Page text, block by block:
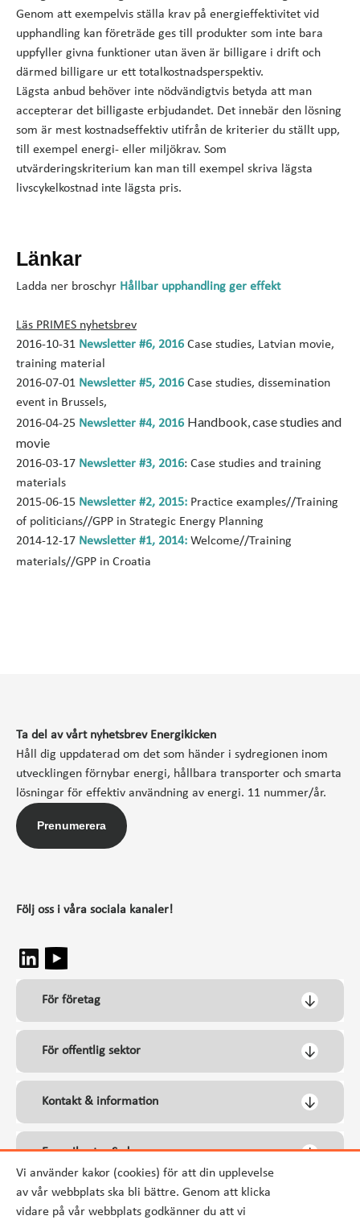
Vi använder kakor (cookies) för att din upplevelse
av vår webbplats ska bli bättre. Genom att klicka
vidare på vår webbplats godkänner du att vi
Genom att exempelvis ställa krav på energieffektivitet vid
upphandling kan företräde ges till produkter som inte bara
uppfyller givna funktioner utan även är billigare i drift och
därmed billigare ur ett totalkostnadsperspektiv.
Lägsta anbud behöver inte nödvändigtvis betyda att man
accepterar det billigaste erbjudandet. Det innebär den lösning
som är mest kostnadseffektiv utifrån de kriterier du ställt upp,
till exempel energi- eller miljökrav. Som
utvärderingskriterium kan man till exempel skriva lägsta
livscykelkostnad inte lägsta pris.
Länkar
Ladda ner broschyr Hållbar upphandling ger effekt
Läs PRIMES nyhetsbrev
2016-10-31 Newsletter #6, 2016 Case studies, Latvian movie,
training material
2016-07-01 Newsletter #5, 2016 Case studies, dissemination
event in Brussels,
2016-04-25 Newsletter #4, 2016 Handbook, case studies and
movie
2016-03-17 Newsletter #3, 2016: Case studies and training
materials
2015-06-15 Newsletter #2, 2015: Practice examples//Training
of politicians//GPP in Strategic Energy Planning
2014-12-17 Newsletter #1, 2014: Welcome//Training
materials//GPP in Croatia
Ta del av vårt nyhetsbrev Energikicken
Håll dig uppdaterad om det som händer i sydregionen inom
utvecklingen förnybar energi, hållbara transporter och smarta
lösningar för effektiv användning av energi. 11 nummer/år.
Prenumerera
Följ oss i våra sociala kanaler!
För företag
För offentlig sektor
Kontakt & information
Energikontor Syd